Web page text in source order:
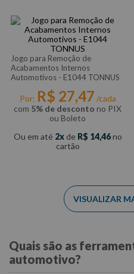
Jogo para Remoção de
Acabamentos Internos
Automotivos - E1044 TONNUS
Por: R$ 27,47 /cada
com 5% de desconto no PIX
ou Boleto
Ou em até 2 de R$ 14,46no
cartão
Quais são as
automotivo?